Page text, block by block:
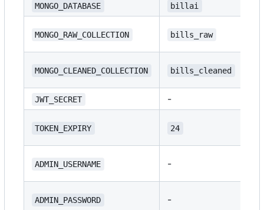
MONGO_DATABASE billai
MONGO_RAW_COLLECTION bills_raw
MONGO_CLEANED_COLLECTION bills_cleaned
JWT_SECRET -
TOKEN_EXPIRY 24
ADMIN_USERNAME -
ADMIN_PASSWORD -